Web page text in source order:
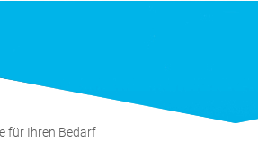
für Ihren Bedarf